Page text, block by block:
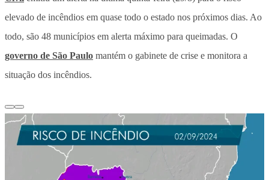
elevado de incêndios em quase todo o estado nos próximos dias. Ao
todo, são 48 municípios em alerta máximo para queimadas. O
governo de São Paulo mantém o gabinete de crise e monitora a
situação dos incêndios.